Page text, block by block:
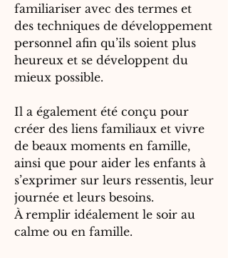
familiariser avec des termes et
des techniques de développement
personnel afin qu’ils soient plus
heureux et se développent du
mieux possible.
Il a également été conçu pour
créer des liens familiaux et vivre
de beaux moments en famille,
ainsi que pour aider les enfants à
s’exprimer sur leurs ressentis, leur
journée et leurs besoins.
À remplir idéalement le soir au
calme ou en famille.